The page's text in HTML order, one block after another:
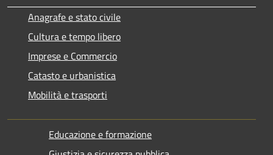
Anagrafe e stato civile
Cultura e tempo libero
Imprese e Commercio
Catasto e urbanistica
Mobilità e trasporti
Educazione e formazione